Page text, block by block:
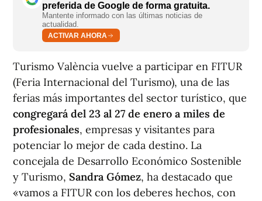
preferida de Google de forma gratuita.
Mantente informado con las últimas noticias de
actualidad.
ACTIVAR AHORA
Turismo València vuelve a participar en FITUR
(Feria Internacional del Turismo), una de las
ferias más importantes del sector turístico, que
congregará del 23 al 27 de enero a miles de
profesionales, empresas y visitantes para
potenciar lo mejor de cada destino. La
concejala de Desarrollo Económico Sostenible
y Turismo, Sandra Gómez, ha destacado que
«vamos a FITUR con los deberes hechos, con